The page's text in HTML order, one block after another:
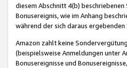
diesem Abschnitt 4(b)
Bonusereignis, wie im Anhang
während der sich daraus
Amazon zahlt keine
(beispielsweise Anmeldungen unter
Bonusereignisse und